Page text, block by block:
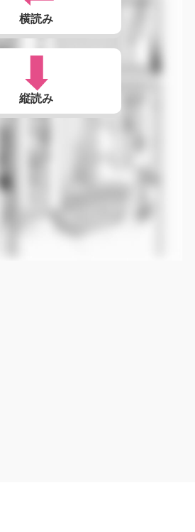
横読み
縦読み